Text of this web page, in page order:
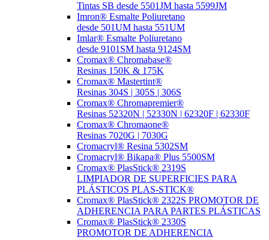
Tintas SB desde 5501JM hasta 5599JM
Imron® Esmalte Poliuretano
desde 501UM hasta 551UM
Imlar® Esmalte Poliuretano
desde 9101SM hasta 9124SM
Cromax® Chromabase®
Resinas 150K & 175K
Cromax® Mastertint®
Resinas 304S | 305S | 306S
Cromax® Chromapremier®
Resinas 52320N | 52330N | 62320F | 62330F
Cromax® Chromaone®
Resinas 7020G | 7030G
Cromacryl® Resina 5302SM
Cromacryl® Bikapa® Plus 5500SM
Cromax® PlasStick® 2319S
LIMPIADOR DE SUPERFICIES PARA
PLÁSTICOS PLAS-STICK®
Cromax® PlasStick® 2322S PROMOTOR DE
ADHERENCIA PARA PARTES PLÁSTICAS
Cromax® PlasStick® 2330S
PROMOTOR DE ADHERENCIA